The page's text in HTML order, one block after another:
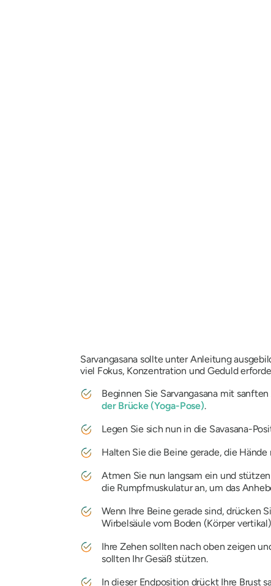
Sarvangasana sollte unter Anleitung
viel Fokus, Konzentration und Geduld
Beginnen Sie Sarvangasana mit sanften
der Brücke (Yoga-Pose).
Legen Sie sich nun in die Savasana-
Halten Sie die Beine gerade, die
Atmen Sie nun langsam ein und
die Rumpfmuskulatur an, um das
Wenn Ihre Beine gerade sind, drücken
Wirbelsäule vom Boden (Körper
Ihre Zehen sollten nach oben zeigen
sollten Ihr Gesäß stützen.
In dieser Endposition drückt Ihre Brust